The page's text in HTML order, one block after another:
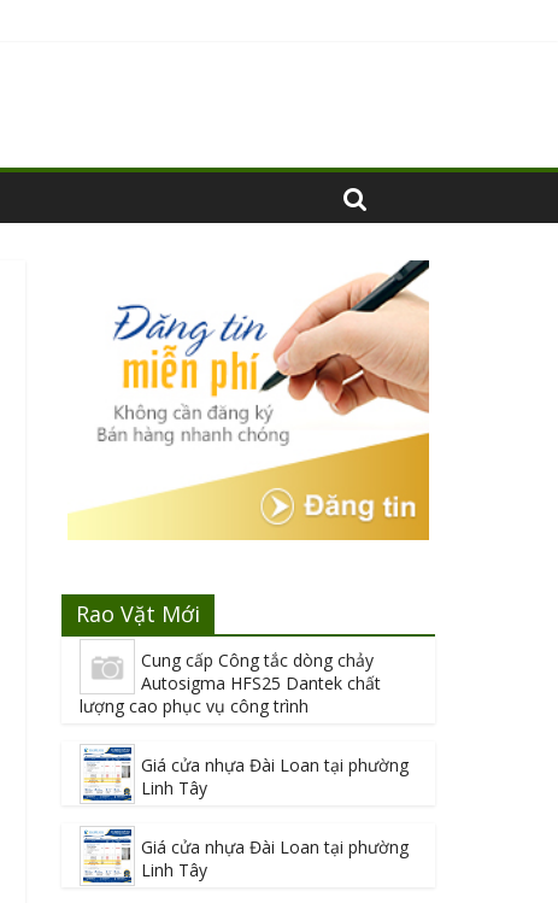
Rao Vặt Mới
Cung cấp Công tắc dòng chảy
Autosigma HFS25 Dantek chất
lượng cao phục vụ công trình
Giá cửa nhựa Đài Loan tại phường
Linh Tây
Giá cửa nhựa Đài Loan tại phường
Linh Tây